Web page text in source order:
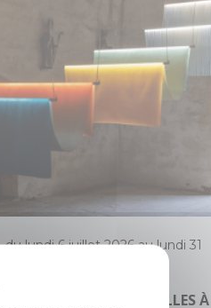
du lundi 6 juillet 2026 au lundi 31
L'ART DANS LES CHAPELLES À